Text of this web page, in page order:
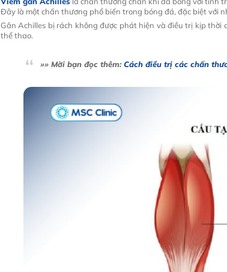
Đây là một chấn thương phổ biến trong bóng đá, đặc biệt với
Gân Achilles bị rách không được phát hiện và điều trị kịp thời
thể thao.
»» Mời bạn đọc thêm:Cách điều trị các chấn